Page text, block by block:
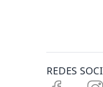
REDES